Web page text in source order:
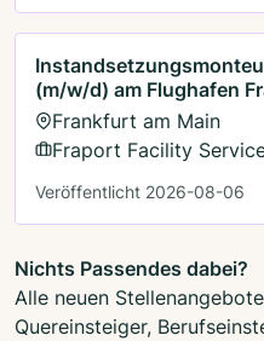
(m/w/d) am Flughafen
Frankfurt am Main
Fraport Facility
Veröffentlicht 2026-08-06
Nichts Passendes dabei?
Alle neuen
Quereinsteiger,